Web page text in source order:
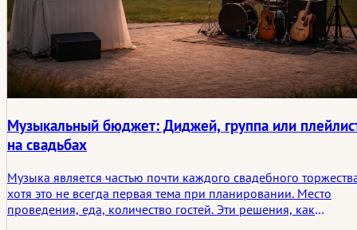
Музыкальный бюджет: Диджей, группа или
на свадьбах
Музыка является частью почти каждого свадебного
хотя это не всегда первая тема при планировании. Место
проведения, еда, количество гостей. Эти решения, как